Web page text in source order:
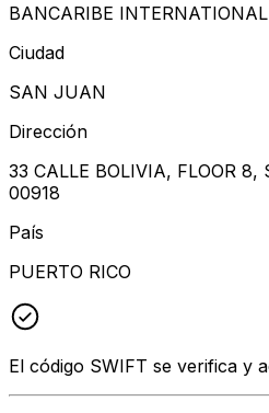
BANCARIBE
Ciudad
SAN JUAN
Dirección
33 CALLE BOLIVIA, FLOOR
00918
País
PUERTO RICO
El código SWIFT se verifica y